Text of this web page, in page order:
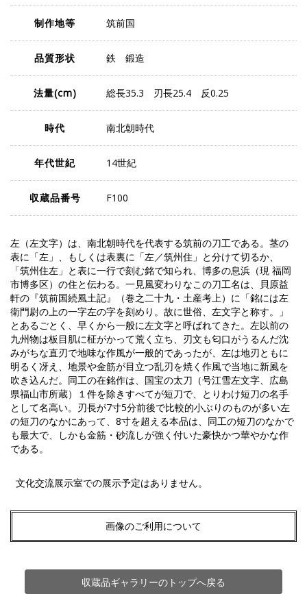
制作地等 筑前国
品質形状 鉄 鍛造
法量(cm) 総長35.3 刃長25.4 反0.25
時代 南北朝時代
年代世紀 14世紀
収蔵品番号 F100
左（左文字）は、南北朝時代を代表する筑前の刀工である。茎の
表に「左」、もしくは表裏に「左／筑州住」と分けて切るか、
「筑州住左」と表に一行で刻む銘で知られ、博多の息浜（現 福岡
市博多区）の住と伝わる。一見風変わりなこの刀工名は、貝原益
軒の『筑前国続風土記』（巻之二十九・土産考上）に「銘には左
衛門尉の上の一字左の字を刻めり。故に世俗、左文字と称す。」
とあるごとく、早くから一般に左文字と呼ばれてきた。左以前の
九州物は板目肌に柾がかって荒く立ち、刃文も匂口がうるんだ沈
みがちな直刃で地味な作風が一般的であったが、左は地刃ともに
明るく冴え、地景や金筋が目立つ乱刃を焼く作風で当地に新風を
吹き込んだ。同工の在銘作は、国宝の太刀（号江雪左文字、広島
県福山市所蔵）１件を除きすべてが短刀で、とりわけ短刀の名手
として名高い。刃長が7寸5分前後で比較的小ぶりのものが多い左
の短刀のなかにあって、8寸を超える本品は、同工の短刀のなかで
も最大で、しかも金筋・砂流しが強く付いた豪快かつ華やかな作
である。
文化交流展示室での展示予定はありません。
画像のご利用について
収蔵品ギャラリーのトップへ戻る